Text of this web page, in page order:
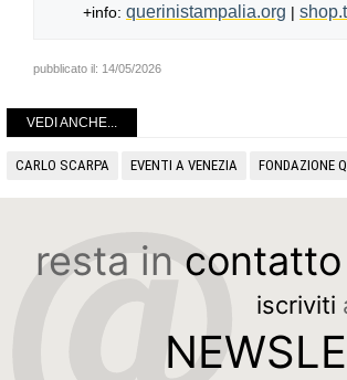
+info: querinistampalia.org |
pubblicato il: 14/05/2026
VEDI ANCHE...
CARLO SCARPA EVENTI A VENEZIA FONDAZIONE
resta in contatto
iscriviti